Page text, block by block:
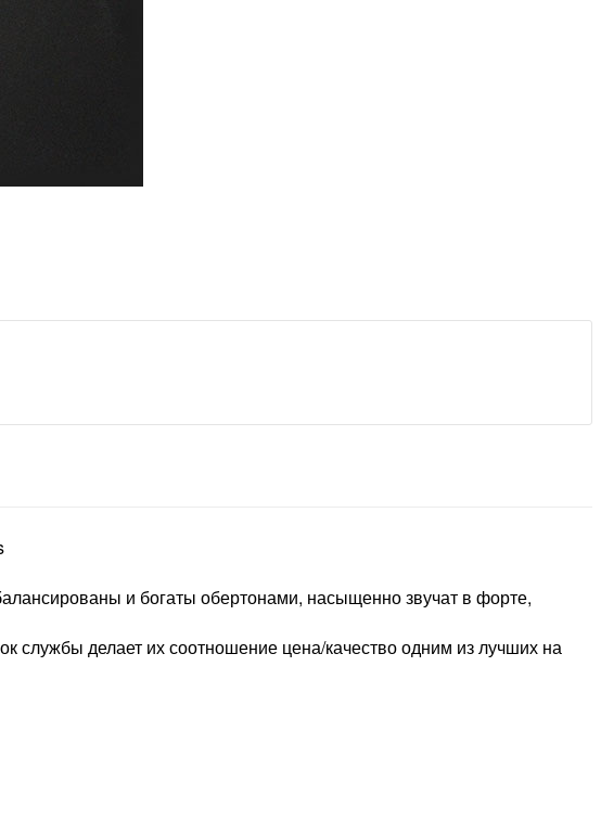
и богаты обертонами, насыщенно звучат в форте,
службы делает их соотношение цена/качество одним из лучших на